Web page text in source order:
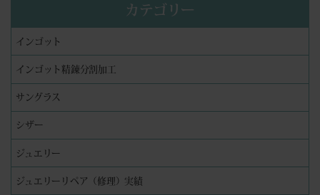
カテゴリー
インゴット
インゴット精錬分割加工
サングラス
シザー
ジュエリー
ジュエリーリペア（修理）実績